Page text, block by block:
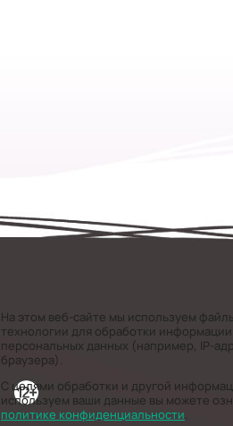
На этом веб-сайте мы используем
технологии для обработки
персональных данных (например, IP-
браузера).
С целями обработки и другой
используем ваши данные вы можете
политике конфиденциальности.